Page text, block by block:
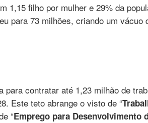
1,15 filho por mulher e 29% da
para 73 milhões, criando um vácuo
contratar até 1,23 milhão de
Este teto abrange o visto de “
“Emprego para Desenvolvimento